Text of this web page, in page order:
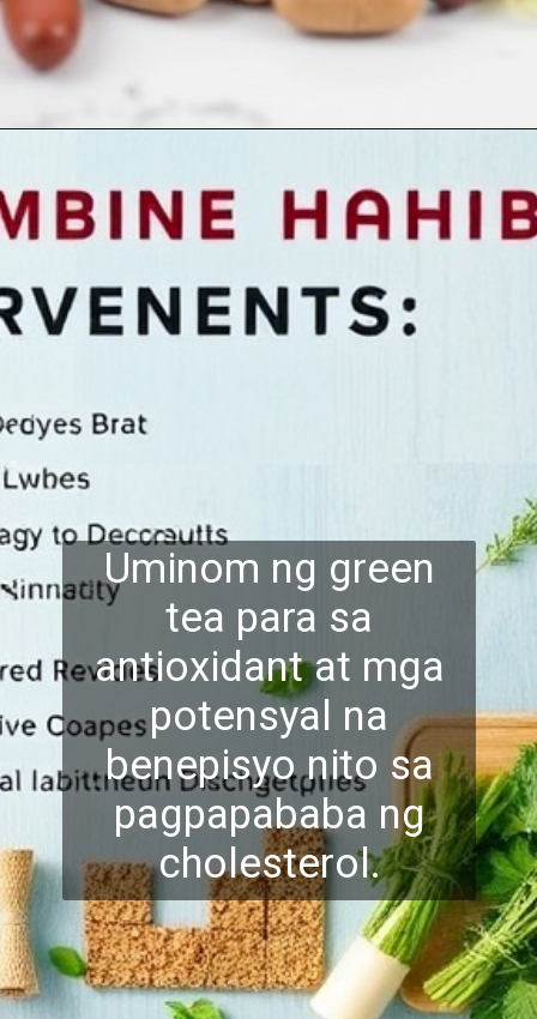
Uminom ng green
tea para sa
antioxidant at mga
potensyal na
benepisyo nito sa
pagpapababa ng
cholesterol.